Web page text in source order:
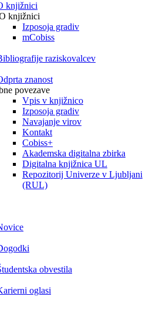
knjižnici
knjižnici
Izposoja gradiv
mCobiss
raziskovalcev
znanost
povezave
Vpis v knjižnico
Izposoja gradiv
Navajanje virov
Kontakt
Cobiss+
Akademska digitalna zbirka
Digitalna knjižnica UL
Repozitorij Univerze v Ljubljani
(RUL)
obvestila
oglasi